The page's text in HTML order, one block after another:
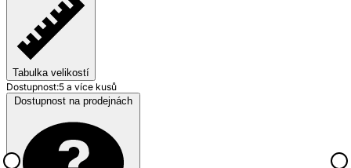
Tabulka velikostí
Dostupnost:5 a více kusů